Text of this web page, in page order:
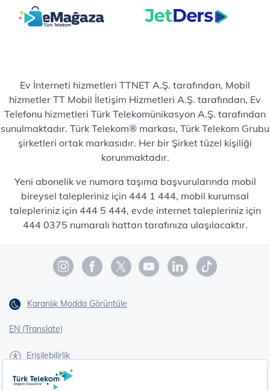
Ev İnterneti hizmetleri TTNET A.Ş. tarafından, Mobil
hizmetler TT Mobil İletişim Hizmetleri A.Ş. tarafından, Ev
Telefonu hizmetleri Türk Telekomünikasyon A.Ş. tarafından
sunulmaktadır. Türk Telekom® markası, Türk Telekom Grubu
şirketleri ortak markasıdır. Her bir Şirket tüzel kişiliği
korunmaktadır.
Yeni abonelik ve numara taşıma başvurularında mobil
bireysel talepleriniz için 444 1 444, mobil kurumsal
talepleriniz için 444 5 444, evde internet talepleriniz için
444 0375 numaralı hattan tarafınıza ulaşılacaktır.
Karanlık Modda Görüntüle
EN (Translate)
Erişilebilirlik
İşaret Dili Çevirisi